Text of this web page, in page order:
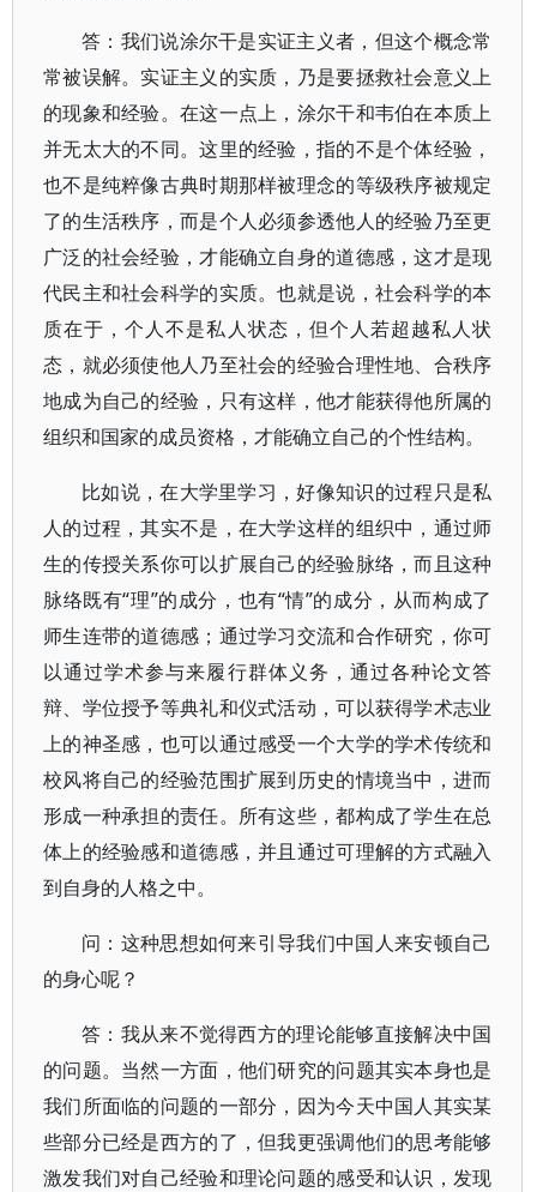
答：我们说涂尔干是实证主义者，但这个概念常
常被误解。实证主义的实质，乃是要拯救社会意义上
的现象和经验。在这一点上，涂尔干和韦伯在本质上
并无太大的不同。这里的经验，指的不是个体经验，
也不是纯粹像古典时期那样被理念的等级秩序被规定
了的生活秩序，而是个人必须参透他人的经验乃至更
广泛的社会经验，才能确立自身的道德感，这才是现
代民主和社会科学的实质。也就是说，社会科学的本
质在于，个人不是私人状态，但个人若超越私人状
态，就必须使他人乃至社会的经验合理性地、合秩序
地成为自己的经验，只有这样，他才能获得他所属的
组织和国家的成员资格，才能确立自己的个性结构。
比如说，在大学里学习，好像知识的过程只是私
人的过程，其实不是，在大学这样的组织中，通过师
生的传授关系你可以扩展自己的经验脉络，而且这种
脉络既有“理”的成分，也有“情”的成分，从而构成了
师生连带的道德感；通过学习交流和合作研究，你可
以通过学术参与来履行群体义务，通过各种论文答
辩、学位授予等典礼和仪式活动，可以获得学术志业
上的神圣感，也可以通过感受一个大学的学术传统和
校风将自己的经验范围扩展到历史的情境当中，进而
形成一种承担的责任。所有这些，都构成了学生在总
体上的经验感和道德感，并且通过可理解的方式融入
到自身的人格之中。
问：这种思想如何来引导我们中国人来安顿自己
的身心呢？
答：我从来不觉得西方的理论能够直接解决中国
的问题。当然一方面，他们研究的问题其实本身也是
我们所面临的问题的一部分，因为今天中国人其实某
些部分已经是西方的了，但我更强调他们的思考能够
激发我们对自己经验和理论问题的感受和认识，发现